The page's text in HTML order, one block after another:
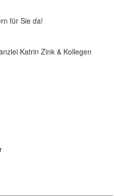
für Sie da!
Katrin Zink & Kollegen